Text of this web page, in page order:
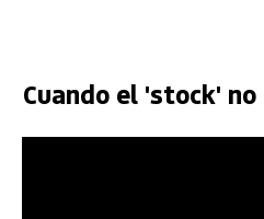
Cuando el 'stock'